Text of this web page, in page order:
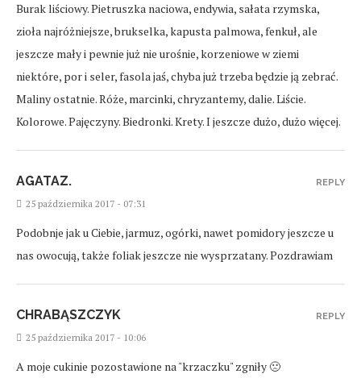
Burak liściowy. Pietruszka naciowa, endywia, sałata rzymska,
zioła najróżniejsze, brukselka, kapusta palmowa, fenkuł, ale
jeszcze mały i pewnie już nie urośnie, korzeniowe w ziemi
niektóre, por i seler, fasola jaś, chyba już trzeba będzie ją zebrać.
Maliny ostatnie. Róże, marcinki, chryzantemy, dalie. Liście.
Kolorowe. Pajęczyny. Biedronki. Krety. I jeszcze dużo, dużo więcej.
AGATAZ.
25 października 2017 - 07:31
Podobnje jak u Ciebie, jarmuz, ogórki, nawet pomidory jeszcze u
nas owocują, także foliak jeszcze nie wysprzatany. Pozdrawiam
REPLY
CHRABĄSZCZYK
25 października 2017 - 10:06
A moje cukinie pozostawione na "krzaczku" zgniły 🙁
REPLY